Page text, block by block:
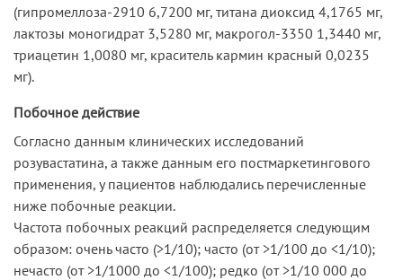
(гипромеллоза-2910 6,7200 мг, титана диоксид 4,1765 мг,
лактозы моногидрат 3,5280 мг, макрогол-3350 1,3440 мг,
триацетин 1,0080 мг, краситель кармин красный 0,0235
мг).
Побочное действие
Согласно данным клинических исследований
розувастатина, а также данным его постмаркетингового
применения, у пациентов наблюдались перечисленные
ниже побочные реакции.
Частота побочных реакций распределяется следующим
образом: очень часто (>1/10); часто (от >1/100 до <1/10);
нечасто (от >1/1000 до <1/100); редко (от >1/10 000 до